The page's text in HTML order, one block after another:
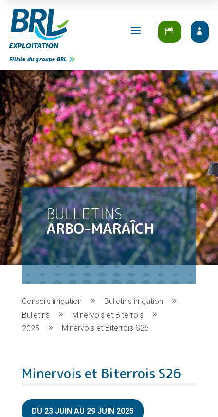
a
Filiale du groupe BRL
BULLETINS
ARBO-MARAÎCH
Conseils irrigation
Bulletins irrigation
Bulletins
Minervois et Biterrois
2025
Minervois et Biterrois S26
Minervois et Biterrois S26
DU 23 JUIN AU 29 JUIN 2025